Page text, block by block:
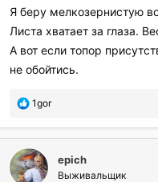
Я беру мелкозернистую
Листа хватает за глаза.
А вот если топор
не обойтись.
П
б
л
а
г
1gor
epich
Выживальщик